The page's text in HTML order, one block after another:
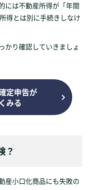
には不動産所得が「年間
得とは別に手続きしなけ
かり確認していきましょ
定申告が
みる
？
産小口化商品にも失敗の